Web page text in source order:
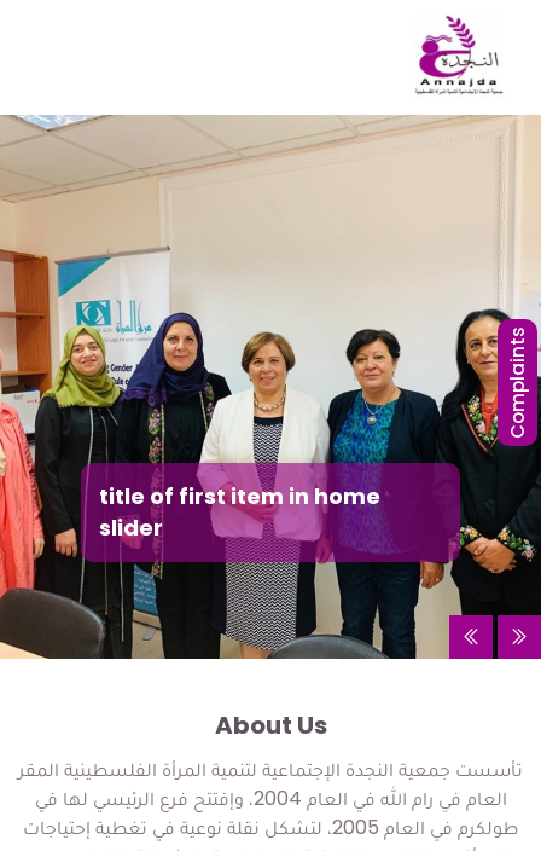
Complaints
title of first item in home
slider
About Us
تأسست جمعية النجدة الإجتماعية لتنمية المرأة الفلسطينية المقر
العام في رام الله في العام 2004، وإفتتح فرع الرئيسي لها في
طولكرم في العام 2005، لتشكل نقلة نوعية في تغطية إحتياجات